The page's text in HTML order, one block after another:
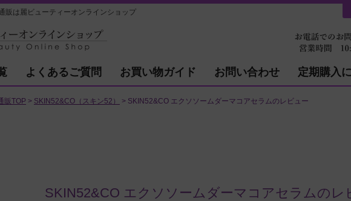
販は麗ビューティーオンラインショップ
よくあるご質問 お買い物ガイド お問い合わせ 定期購入
販TOP SKIN52&CO（スキン52） SKIN52&CO エクソソームダーマコアセラムのレビュー
SKIN52&CO エクソソームダーマコアセラムのレ